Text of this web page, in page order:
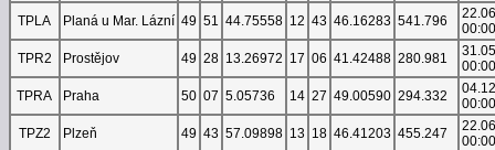
TPLA
Planá u Mar. Lázní 49 51 44.75558 12 43 46.16283 541.796
00:00
TPR2
Prostějov 49 28 13.26972 17 06 41.42488 280.981
00:00
TPRA
Praha 50 07 5.05736 14 27 49.00590 294.332
00:00
TPZ2
Plzeň 49 43 57.09898 13 18 46.41203 455.247
00:00